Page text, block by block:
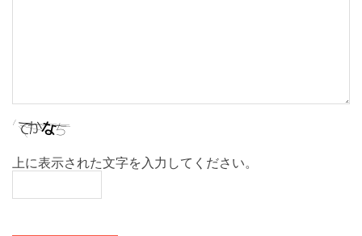
上に表示された文字を入力してください。